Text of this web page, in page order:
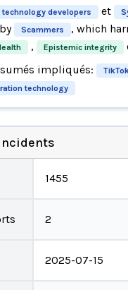
developers et
Scammers , which
, Epistemic integrity
impliqués:
technology
1455
2
2025-07-15